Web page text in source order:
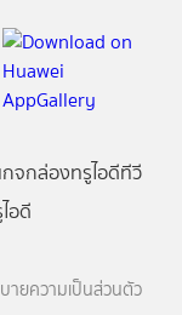
จกล่องทรูไอดีทีวี
อดี
ายความเป็นส่วนตัว